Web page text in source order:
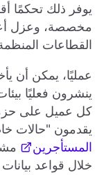
يوفر ذلك تحكمًا
مخصصة، وعزل
القطاعات
عمليًا، يمكن أن
ينشرون فعليًا
كل عميل على
يقدمون "حالات
المستأجرين
خلال قواعد